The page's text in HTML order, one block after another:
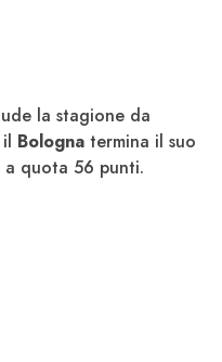
la stagione da
Bologna termina il suo
quota 56 punti.